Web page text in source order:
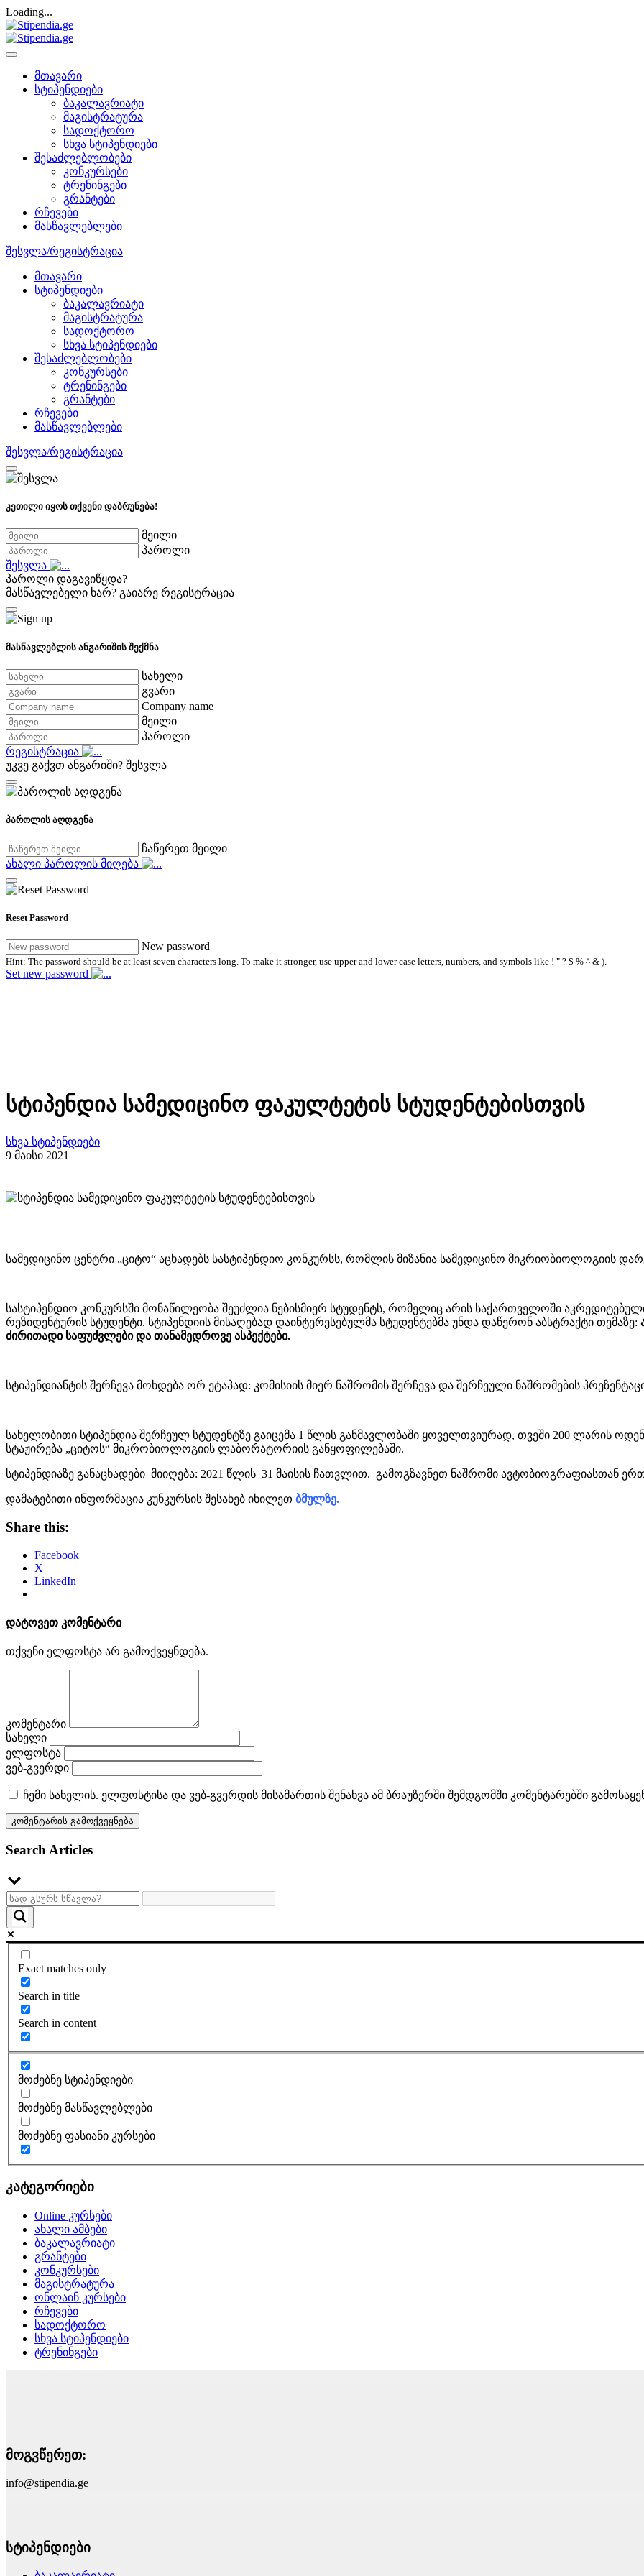
Loading...
მთავარი
სტიპენდიები
ბაკალავრიატი
მაგისტრატურა
სადოქტორო
სხვა სტიპენდიები
შესაძლებლობები
კონკურსები
ტრენინგები
გრანტები
რჩევები
მასწავლებლები
შესვლა/რეგისტრაცია
მთავარი
სტიპენდიები
ბაკალავრიატი
მაგისტრატურა
სადოქტორო
სხვა სტიპენდიები
შესაძლებლობები
კონკურსები
ტრენინგები
გრანტები
რჩევები
მასწავლებლები
შესვლა/რეგისტრაცია
კეთილი იყოს თქვენი დაბრუნება!
მეილი
პაროლი
შესვლა
პაროლი დაგავიწყდა?
მასწავლებელი ხარ? გაიარე რეგისტრაცია
მასწავლებლის ანგარიშის შექმნა
სახელი
გვარი
Company name
მეილი
პაროლი
რეგისტრაცია
უკვე გაქვთ ანგარიში? შესვლა
პაროლის აღდგენა
ჩაწერეთ მეილი
ახალი პაროლის მიღება
Reset Password
New password
Hint: The password should be at least seven characters long. To make it stronger, use upper and lower case letters, numbers, and symbols like ! " ? $ % ^ & ).
Set new password
სტიპენდია სამედიცინო ფაკულტეტის სტუდენტებისთვის
სხვა სტიპენდიები
9 მაისი 2021
სამედიცინო ცენტრი „ციტო“ აცხადებს სასტიპენდიო კონკურსს, რომლის მიზანია სამედიცინო მიკრიობიოლოგიის
სასტიპენდიო კონკურსში მონაწილეობა შეუძლია ნებისმიერ სტუდენტს, რომელიც არის საქართველოში
რეზიდენტურის სტუდენტი. სტიპენდიის მისაღებად დაინტერესებულმა სტუდენტებმა უნდა დაწერონ აბსტრაქტი თემაზე:
ძირითადი საფუძვლები და თანამედროვე ასპექტები.
სტიპენდიანტის შერჩევა მოხდება ორ ეტაპად: კომისიის მიერ ნაშრომის შერჩევა და შერჩეული ნაშრომების
სახელობითი სტიპენდია შერჩეულ სტუდენტზე გაიცემა 1 წლის განმავლობაში ყოველთვიურად, თვეში 200 ლარის
სტაჟირება „ციტოს“ მიკრობიოლოგიის ლაბორატორიის განყოფილებაში.
სტიპენდიაზე განაცხადები მიიღება: 2021 წლის 31 მაისის ჩათვლით. გამოგზავნეთ ნაშრომი ავტობიოგრაფიასთან
დამატებითი ინფორმაცია კუნკურსის შესახებ იხილეთ ბმულზე.
Share this:
Facebook
X
LinkedIn
დატოვეთ კომენტარი
თქვენი ელფოსტა არ გამოქვეყნდება.
კომენტარი
სახელი
ელფოსტა
ვებ-გვერდი
ჩემი სახელის. ელფოსტისა და ვებ-გვერდის მისამართის შენახვა ამ ბრაუზერში შემდგომში კომენტარებში
Search Articles
Exact matches only
Search in title
Search in content
მოძებნე სტიპენდიები
მოძებნე მასწავლებლები
მოძებნე ფასიანი კურსები
კატეგორიები
Online კურსები
ახალი ამბები
ბაკალავრიატი
გრანტები
კონკურსები
მაგისტრატურა
ონლაინ კურსები
რჩევები
სადოქტორო
სხვა სტიპენდიები
ტრენინგები
მოგვწერეთ:
info@stipendia.ge
სტიპენდიები